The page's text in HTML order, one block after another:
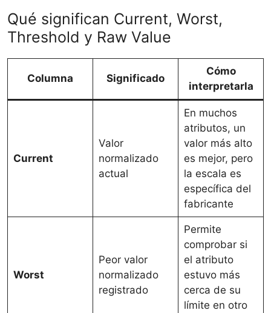
Qué significan Current, Worst,
Threshold y Raw Value
Columna Significado
Cómo
interpretarla
Current
Valor
normalizado
actual
En muchos
atributos, un
valor más alto
es mejor, pero
la escala es
específica del
fabricante
Worst
Peor valor
normalizado
registrado
Permite
comprobar si
el atributo
estuvo más
cerca de su
límite en otro